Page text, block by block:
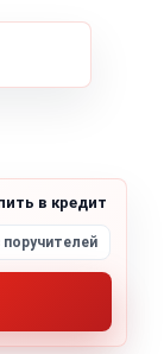
в кредит
поручителей